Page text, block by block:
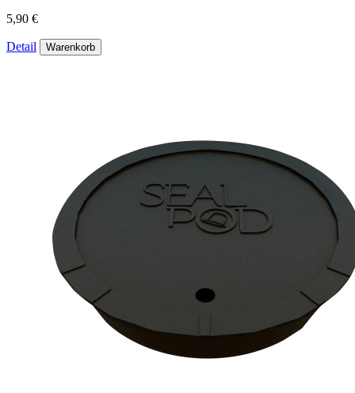
5,90 €
Detail Warenkorb